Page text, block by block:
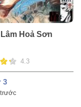
Hoả Sơn
4.3
3